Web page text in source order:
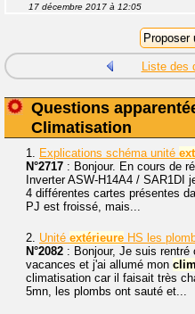
17 décembre 2017 à 12:05
Liste des
Questions
Climatisation
1. Explications schéma unité
N°2717 : Bonjour. En cours de
Inverter ASW-H14A4 / SAR1DI
4 différentes cartes présentes
PJ est froissé, mais...
2. Unité extérieure HS les
N°2082 : Bonjour, Je suis
vacances et j'ai allumé mon
climatisation car il faisait très
5mn, les plombs ont sauté et...